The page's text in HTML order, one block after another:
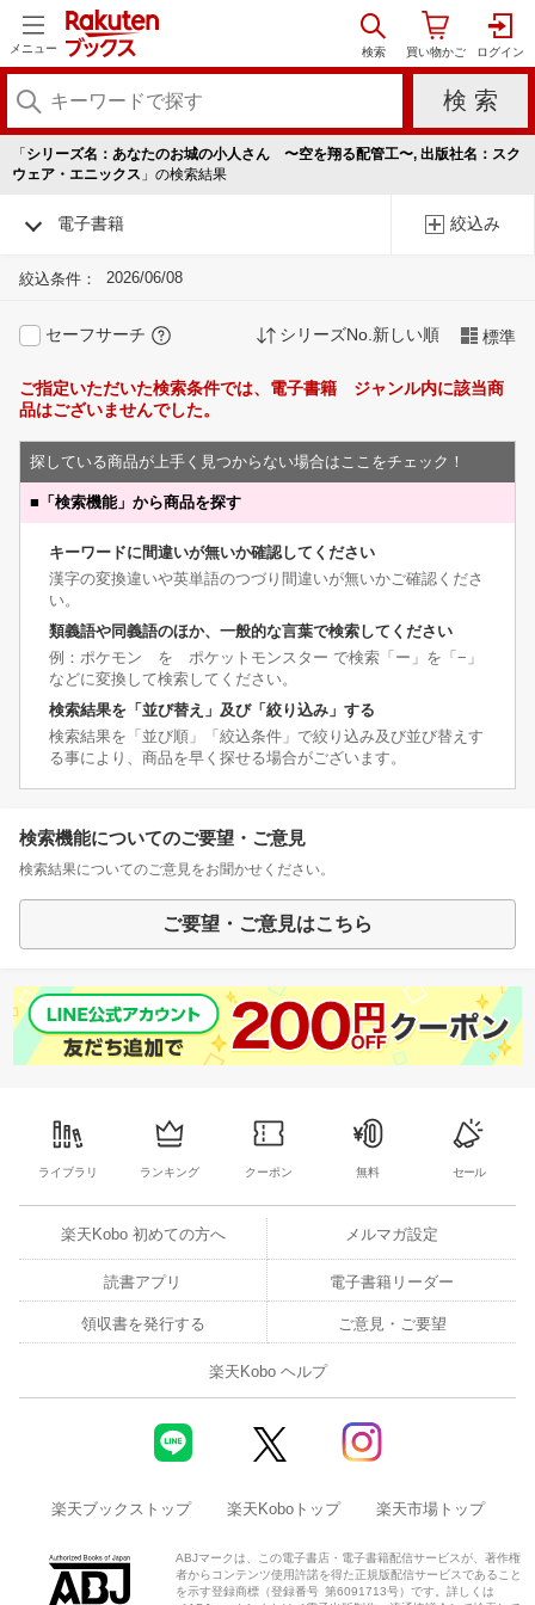
メニュー
「 シリーズ名：あなたのお城の小人さん 〜空を翔る配管工〜, 出版社名：スク
ウェア・エニックス 」の検索結果
電子書籍 絞込み
絞込条件： 2026/06/08
セーフサーチ シリーズNo.新しい順 標準
ご指定いただいた検索条件では、電子書籍 ジャンル内に該当商
品はございませんでした。
探している商品が上手く見つからない場合はここをチェック！
■ 「検索機能」から商品を探す
キーワードに間違いが無いか確認してください
漢字の変換違いや英単語のつづり間違いが無いかご確認くださ
い。
類義語や同義語のほか、一般的な言葉で検索してください
例：ポケモン を ポケットモンスター で検索「ー」を「−」
などに変換して検索してください。
検索結果を「並び替え」及び「絞り込み」する
検索結果を「並び順」「絞込条件」で絞り込み及び並び替えす
る事により、商品を早く探せる場合がございます。
検索機能についてのご要望・ご意見
検索結果についてのご意見をお聞かせください。
ご要望・ご意見はこちら
ライブラリ ランキング クーポン 無料 セール
楽天Kobo 初めての方へ メルマガ設定
読書アプリ 電子書籍リーダー
領収書を発行する ご意見・ご要望
楽天Kobo ヘルプ
楽天ブックストップ 楽天Koboトップ 楽天市場トップ
ABJマークは、この電子書店・電子書籍配信サービスが、著作権
者からコンテンツ使用許諾を得た正規版配信サービスであること
を示す登録商標（登録番号 第6091713号）です。詳しくは